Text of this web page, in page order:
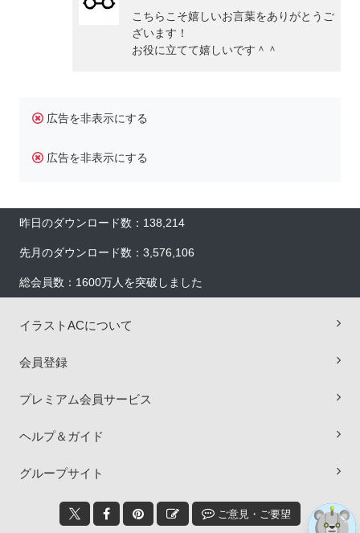
こちらこそ嬉しいお言葉をありがとうご
ざいます！
お役に立てて嬉しいです＾＾
広告を非表示にする
広告を非表示にする
昨日のダウンロード数：138,214
先月のダウンロード数：3,576,106
総会員数：1600万人を突破しました
イラストACについて
会員登録
プレミアム会員サービス
ヘルプ＆ガイド
グループサイト
ご意見・ご要望